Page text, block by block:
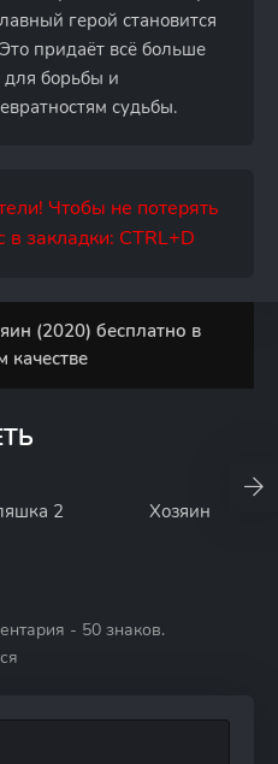
герой становится
придаёт всё больше
для борьбы и
судьбы.
Чтобы не потерять
в закладки: CTRL+D
(2020) бесплатно в
качестве
2 Хозяин
- 50 знаков.